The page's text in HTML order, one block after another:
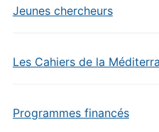
Jeunes chercheurs
Les Cahiers de la
Programmes financés